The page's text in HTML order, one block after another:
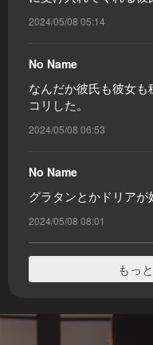
2024/05/08 05:14
No Name
なんだか彼氏も彼女
コリした。
2024/05/08 06:53
No Name
グラタンとかドリアが
2024/05/08 08:01
もっ